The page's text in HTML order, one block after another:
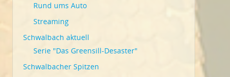
Rund ums Auto
Streaming
Schwalbach aktuell
Serie "Das Greensill-Desaster"
Schwalbacher Spitzen